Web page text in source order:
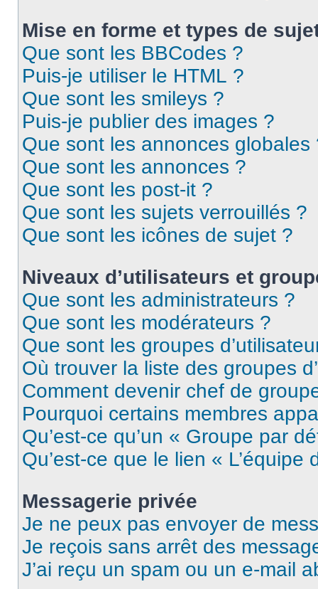
Mise en forme et types de
Que sont les BBCodes ?
Puis-je utiliser le HTML ?
Que sont les smileys ?
Puis-je publier des images ?
Que sont les annonces globales
Que sont les annonces ?
Que sont les post-it ?
Que sont les sujets verrouillés ?
Que sont les icônes de sujet ?
Niveaux d’utilisateurs et
Que sont les administrateurs ?
Que sont les modérateurs ?
Que sont les groupes
Où trouver la liste des groupes
Comment devenir chef de
Pourquoi certains membres
Qu’est-ce qu’un « Groupe par
Qu’est-ce que le lien « L’équipe
Messagerie privée
Je ne peux pas envoyer de
Je reçois sans arrêt des
J’ai reçu un spam ou un e-mail